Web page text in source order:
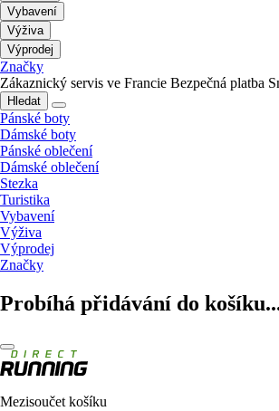
Vybavení
Výživa
Výprodej
Značky
Zákaznický servis ve Francie Bezpečná platba
Hledat
Pánské boty
Dámské boty
Pánské oblečení
Dámské oblečení
Stezka
Turistika
Vybavení
Výživa
Výprodej
Značky
Probíhá přidávání do
Mezisoučet košíku